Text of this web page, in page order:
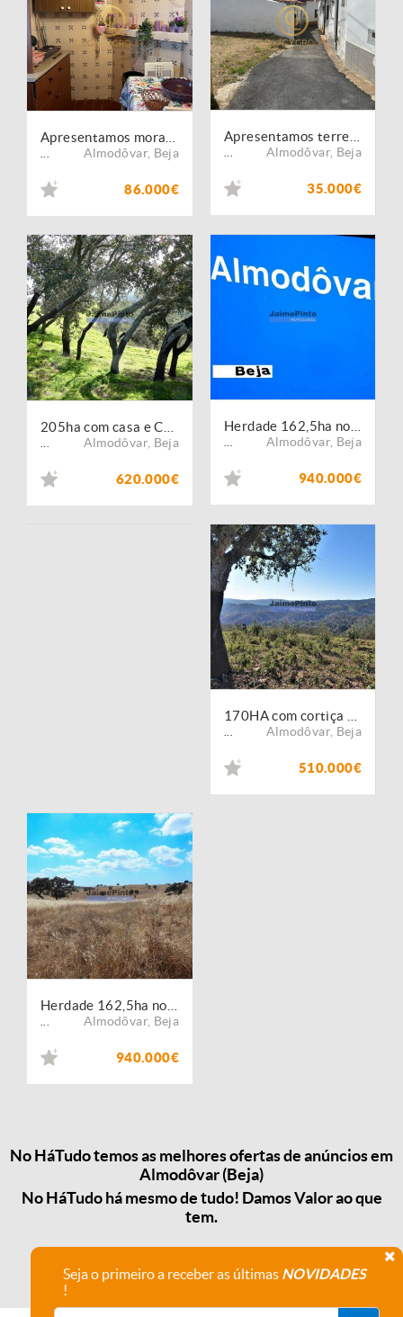
Almodôvar, Beja
86.000€
Almodôvar, Beja
35.000€
Almodôvar, Beja
620.000€
Almodôvar, Beja
940.000€
Almodôvar, Beja
510.000€
Almodôvar, Beja
940.000€
No HáTudo temos as melhores ofertas de anúncios em
Almodôvar (Beja)
No HáTudo há mesmo de tudo! Damos Valor ao que
tem.
Seja o primeiro a receber as últimas NOVIDADES
!